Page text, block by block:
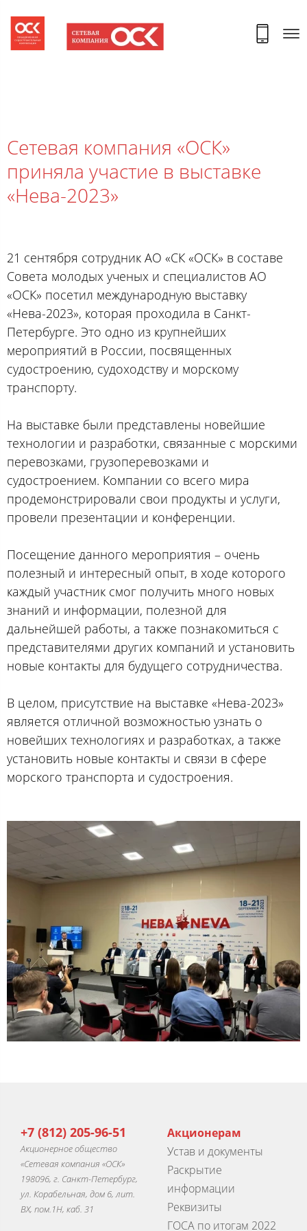
Сетевая компания «ОСК»
приняла участие в выставке
«Нева-2023»
21 сентября сотрудник АО «СК «ОСК» в составе
Совета молодых ученых и специалистов АО
«ОСК» посетил международную выставку
«Нева-2023», которая проходила в Санкт-
Петербурге. Это одно из крупнейших
мероприятий в России, посвященных
судостроению, судоходству и морскому
транспорту.
На выставке были представлены новейшие
технологии и разработки, связанные с морскими
перевозками, грузоперевозками и
судостроением. Компании со всего мира
продемонстрировали свои продукты и услуги,
провели презентации и конференции.
Посещение данного мероприятия – очень
полезный и интересный опыт, в ходе которого
каждый участник смог получить много новых
знаний и информации, полезной для
дальнейшей работы, а также познакомиться с
представителями других компаний и установить
новые контакты для будущего сотрудничества.
В целом, присутствие на выставке «Нева-2023»
является отличной возможностью узнать о
новейших технологиях и разработках, а также
установить новые контакты и связи в сфере
морского транспорта и судостроения.
+7 (812) 205-96-51
Акционерное общество
«Сетевая компания «ОСК»
198096, г. Санкт-Петербург,
ул. Корабельная, дом 6, лит.
ВХ, пом.1Н, каб. 31
Акционерам
Устав и документы
Раскрытие
информации
Реквизиты
ГОСА по итогам 2022